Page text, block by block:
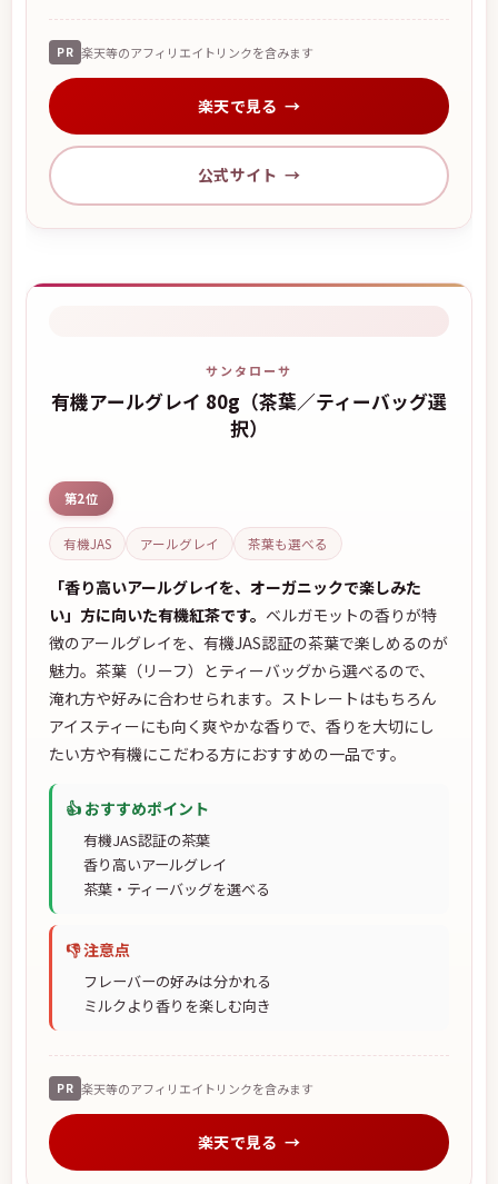
PR 楽天等のアフィリエイトリンクを含みます
楽天で見る
公式サイト
サンタローサ
有機アールグレイ 80g（茶葉／ティーバッグ選
択）
第2位
有機JAS アールグレイ 茶葉も選べる
「香り高いアールグレイを、オーガニックで楽しみた
い」方に向いた有機紅茶です。 ベルガモットの香りが特
徴のアールグレイを、有機JAS認証の茶葉で楽しめるのが
魅力。茶葉（リーフ）とティーバッグから選べるので、
淹れ方や好みに合わせられます。ストレートはもちろん
アイスティーにも向く爽やかな香りで、香りを大切にし
たい方や有機にこだわる方におすすめの一品です。
👍 おすすめポイント
有機JAS認証の茶葉
香り高いアールグレイ
茶葉・ティーバッグを選べる
👎 注意点
フレーバーの好みは分かれる
ミルクより香りを楽しむ向き
PR 楽天等のアフィリエイトリンクを含みます
楽天で見る